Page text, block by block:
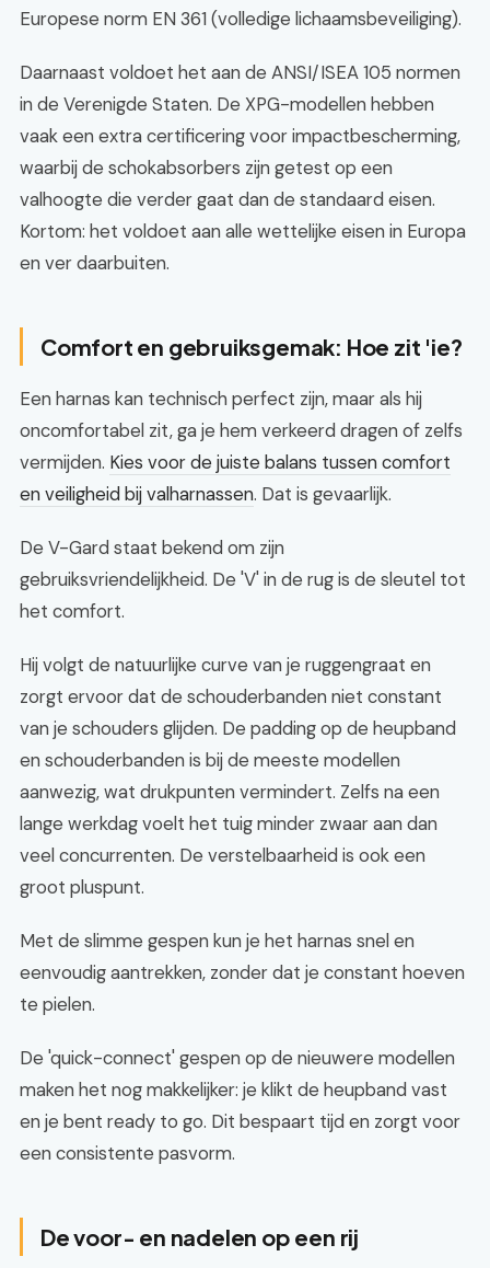
Europese norm EN 361 (volledige lichaamsbeveiliging).
Daarnaast voldoet het aan de ANSI/ISEA 105 normen
in de Verenigde Staten. De XPG-modellen hebben
vaak een extra certificering voor impactbescherming,
waarbij de schokabsorbers zijn getest op een
valhoogte die verder gaat dan de standaard eisen.
Kortom: het voldoet aan alle wettelijke eisen in Europa
en ver daarbuiten.
Comfort en gebruiksgemak: Hoe zit 'ie?
Een harnas kan technisch perfect zijn, maar als hij
oncomfortabel zit, ga je hem verkeerd dragen of zelfs
vermijden. Kies voor de juiste balans tussen comfort
en veiligheid bij valharnassen. Dat is gevaarlijk.
De V-Gard staat bekend om zijn
gebruiksvriendelijkheid. De 'V' in de rug is de sleutel tot
het comfort.
Hij volgt de natuurlijke curve van je ruggengraat en
zorgt ervoor dat de schouderbanden niet constant
van je schouders glijden. De padding op de heupband
en schouderbanden is bij de meeste modellen
aanwezig, wat drukpunten vermindert. Zelfs na een
lange werkdag voelt het tuig minder zwaar aan dan
veel concurrenten. De verstelbaarheid is ook een
groot pluspunt.
Met de slimme gespen kun je het harnas snel en
eenvoudig aantrekken, zonder dat je constant hoeven
te pielen.
De 'quick-connect' gespen op de nieuwere modellen
maken het nog makkelijker: je klikt de heupband vast
en je bent ready to go. Dit bespaart tijd en zorgt voor
een consistente pasvorm.
De voor- en nadelen op een rij